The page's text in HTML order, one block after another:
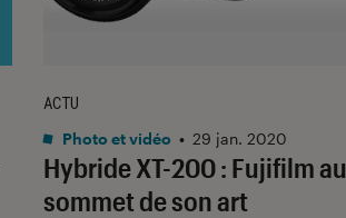
Hybride XT-200 : Fujifilm au
sommet de son art
ACTU
Photo et vidéo • 29 jan. 2020